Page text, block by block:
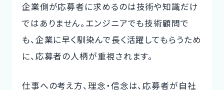
企業側が応募者に求めるのは技術や知識だけ
ではありません。エンジニアでも技術顧問で
も、企業に早く馴染んで長く活躍してもらうため
に、応募者の人柄が重視されます。
仕事への考え方、理念・信念は、応募者が自社